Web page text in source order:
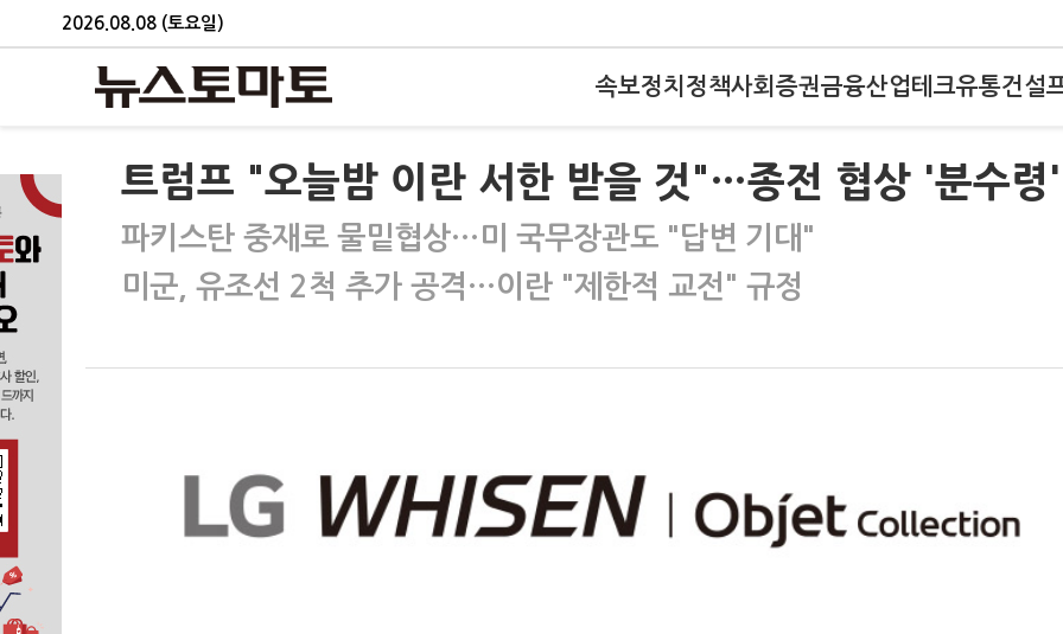
2026.08.08 (토요일)
속보정치 정책사회 증권금융산업테크유통건설
트럼프 "오늘밤 이란 서한 받을 것"…종전 협상 '분수령'
파키스탄 중재로 물밑협상…미 국무장관도 "답변 기대"
미군, 유조선 2척 추가 공격…이란 "제한적 교전" 규정